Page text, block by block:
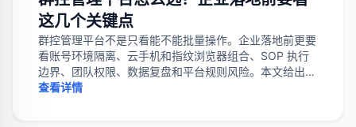
这几个关键点
群控管理平台不是只看能不能批量操作。企业落地前更要
看账号环境隔离、云手机和指纹浏览器组合、SOP 执行
边界、团队权限、数据复盘和平台规则风险。本文给出适
合谁、不适合谁、怎么判断和常见踩坑点。
查看详情